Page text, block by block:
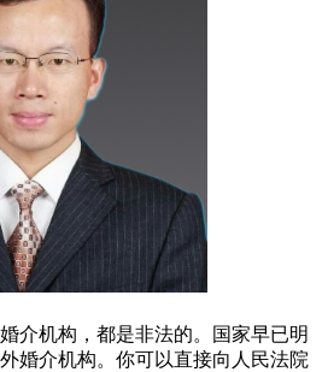
介机构，都是非法的。国家早已明
婚介机构。你可以直接向人民法院